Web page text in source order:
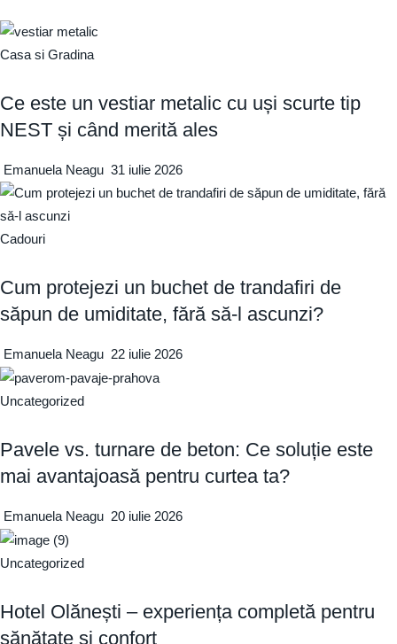
Casa si Gradina
Ce este un vestiar metalic cu uși scurte tip
NEST și când merită ales
Emanuela Neagu 31 iulie 2026
Cadouri
Cum protejezi un buchet de trandafiri de
săpun de umiditate, fără să-l ascunzi?
Emanuela Neagu 22 iulie 2026
Uncategorized
Pavele vs. turnare de beton: Ce soluție este
mai avantajoasă pentru curtea ta?
Emanuela Neagu 20 iulie 2026
Uncategorized
Hotel Olănești – experiența completă pentru
sănătate și confort